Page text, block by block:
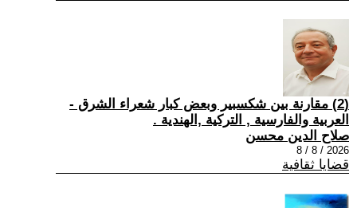
(2) مقارنة بين شكسبير وبعض كبار شعراء الشرق -
العربية والفارسية , التركية ,الهندية .
صلاح الدين محسن
2026 / 8 / 8
قضايا ثقافية